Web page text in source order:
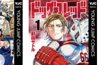
です。
さんによる狩りとチタタㇷ゚
の根幹がたっぷり詰め込ま
できません。
読むことができます。もと